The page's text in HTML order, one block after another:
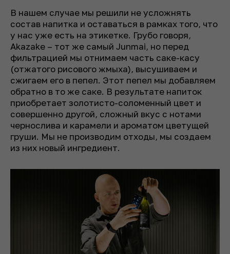
В нашем случае мы решили не усложнять
состав напитка и оставаться в рамках того, что
у нас уже есть на этикетке. Грубо говоря,
Akazake – тот же самый Junmai, но перед
фильтрацией мы отнимаем часть саке-касу
(отжатого рисового жмыха), высушиваем и
сжигаем его в пепел. Этот пепел мы добавляем
обратно в то же саке. В результате напиток
приобретает золотисто-соломенный цвет и
совершенно другой, сложный вкус с нотами
чернослива и карамели и ароматом цветущей
груши. Мы не производим отходы, мы создаем
из них новый ингредиент.